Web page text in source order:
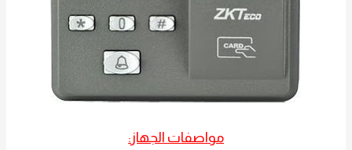
مواصفات الجهاز: